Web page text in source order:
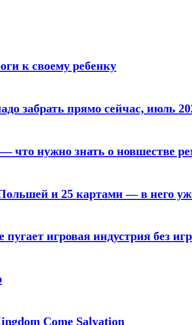
к своему ребенку
забрать прямо сейчас, июль
что нужно знать о новшестве
и 25 картами — в него
игровая индустрия без
Come Salvation